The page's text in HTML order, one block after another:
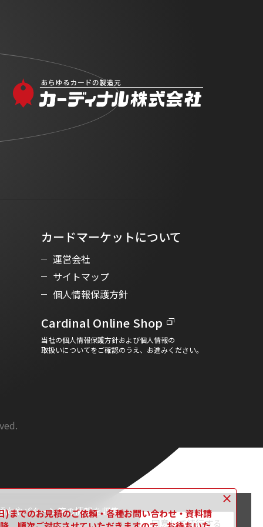
カードマーケットについて
運営会社
サイトマップ
個人情報保護方針
Cardinal Online Shop
当社の個人情報保護方針および個人情報の
取扱いについてをご確認のうえ、お進みください。
×
でのお見積のご依頼・各種お問い合わせ・資料請
向やパターン等の情報を収集
同意して続行する